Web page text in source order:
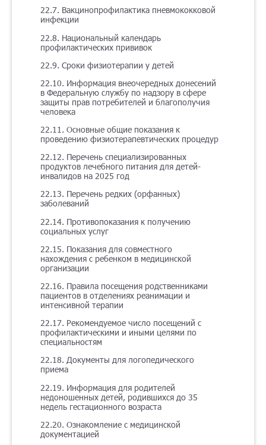
22.7. Вакцинопрофилактика пневмококковой
инфекции
22.8. Национальный календарь
профилактических прививок
22.9. Сроки физиотерапии у детей
22.10. Информация внеочередных донесений
в Федеральную службу по надзору в сфере
защиты прав потребителей и благополучия
человека
22.11. Основные общие показания к
проведению физиотерапевтических процедур
22.12. Перечень специализированных
продуктов лечебного питания для детей-
инвалидов на 2025 год
22.13. Перечень редких (орфанных)
заболеваний
22.14. Противопоказания к получению
социальных услуг
22.15. Показания для совместного
нахождения с ребенком в медицинской
организации
22.16. Правила посещения родственниками
пациентов в отделениях реанимации и
интенсивной терапии
22.17. Рекомендуемое число посещений с
профилактическими и иными целями по
специальностям
22.18. Документы для логопедического
приема
22.19. Информация для родителей
недоношенных детей, родившихся до 35
недель гестационного возраста
22.20. Ознакомление с медицинской
документацией